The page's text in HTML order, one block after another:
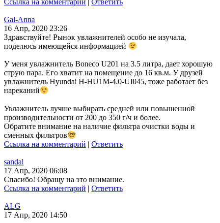
Gal-Anna
16 Апр, 2020 23:26
Здравствуйте! Рынок увлажнителей особо не изучала,
поделюсь имеющейся информацией
У меня увлажнитель Boneco U201 на 3.5 литра, дает хорошую
струю пара. Его хватит на помещение до 16 кв.м. У друзей
увлажнитель Hyundai H-HU1M-4.0-UI045, тоже работает без
нареканий
Увлажнитель лучше выбирать средней или повышенной
производительности от 200 до 350 г/ч и более.
Обратите внимание на наличие фильтра очистки воды и
сменных фильтров
Ссылка на комментарий | Ответить
sandal
17 Апр, 2020 06:08
Спасибо! Обращу на это внимание.
Ссылка на комментарий | Ответить
ALG
17 Апр, 2020 14:50